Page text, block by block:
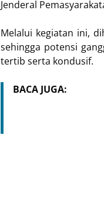
Jenderal
Melalui kegiatan ini,
sehingga potensi
tertib serta kondusif.
BACA JUGA: